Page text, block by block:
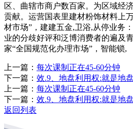
区、曲辖市商户数百家。为区域经
贡献。运营国表里建材粉饰材料上
材市场”，建建五金,卫浴,从停业务
业的分歧好评和泛博消费者的遍及
家“全国规范化办理市场”，智能锁,
上一篇： 每次课制正在45-60分钟
下一篇： 效.9、地盘利用权:就是地
上一篇： 每次课制正在45-60分钟
下一篇： 效.9、地盘利用权:就是地
返回列表